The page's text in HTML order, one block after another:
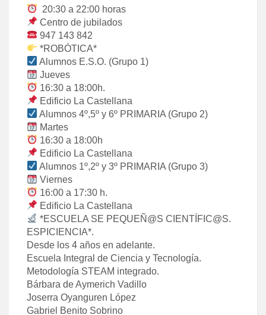
20:30 a 22:00 horas
Centro de jubilados
947 143 842
*ROBÓTICA*
Alumnos E.S.O. (Grupo 1)
Jueves
16:30 a 18:00h.
Edificio La Castellana
Alumnos 4º,5º y 6º PRIMARIA (Grupo 2)
Martes
16:30 a 18:00h
Edificio La Castellana
Alumnos 1º,2º y 3º PRIMARIA (Grupo 3)
Viernes
16:00 a 17:30 h.
Edificio La Castellana
*ESCUELA SE PEQUEÑ@S CIENTÍFIC@S.
ESPICIENCIA*.
Desde los 4 años en adelante.
Escuela Integral de Ciencia y Tecnología.
Metodología STEAM integrado.
Bárbara de Aymerich Vadillo
Joserra Oyanguren López
Gabriel Benito Sobrino